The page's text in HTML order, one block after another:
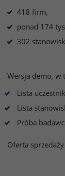
418 firm,
ponad 174
302
Wersja demo, w
Lista
Lista
Próba
Oferta sprzedaży